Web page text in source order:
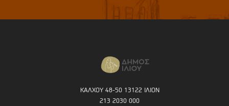
ΚΑΛΧΟΥ 48-50 13122 ΙΛΙΟΝ
213 2030 000